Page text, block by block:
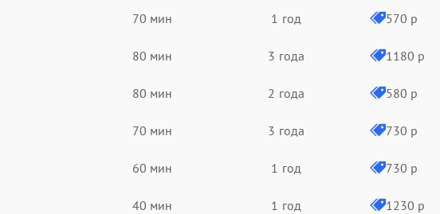
70 мин 1 год 570 р
80 мин 3 года 1180 р
80 мин 2 года 580 р
70 мин 3 года 730 р
60 мин 1 год 730 р
40 мин 1 год 1230 р